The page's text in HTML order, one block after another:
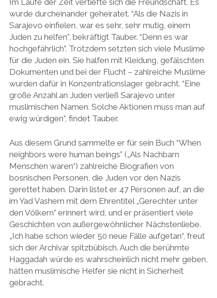
Im Laufe der Zeit vertiefte sich die Freundschaft. Es
wurde durcheinander geheiratet. “Als die Nazis in
Sarajevo einfielen, war es sehr, sehr mutig, einem
Juden zu helfen”, bekräftigt Tauber. “Denn es war
hochgefährlich”. Trotzdem setzten sich viele Muslime
für die Juden ein. Sie halfen mit Kleidung, gefälschten
Dokumenten und bei der Flucht – zahlreiche Muslime
wurden dafür in Konzentrationslager gebracht. “Eine
große Anzahl an Juden verließ Sarajevo unter
muslimischen Namen. Solche Aktionen muss man auf
ewig würdigen”, findet Tauber.
Aus diesem Grund sammelte er für sein Buch “When
neighbors were human beings” („Als Nachbarn
Menschen waren“) zahlreiche Biografien von
bosnischen Personen, die Juden vor den Nazis
gerettet haben. Darin listet er 47 Personen auf, an die
im Yad Vashem mit dem Ehrentitel „Gerechter unter
den Völkern” erinnert wird, und er präsentiert viele
Geschichten von außergewöhnlicher Nächstenliebe.
„Ich habe schon wieder 50 neue Fälle aufgetan“, freut
sich der Archivar spitzbübisch. Auch die berühmte
Haggadah würde es wahrscheinlich nicht mehr geben,
hätten muslimische Helfer sie nicht in Sicherheit
gebracht.